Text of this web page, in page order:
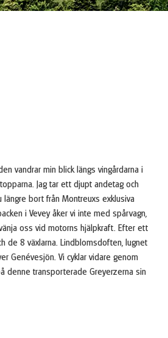
vandrar min blick längs vingårdarna i
Jag tar ett djupt andetag och
längre bort från Montreuxs exklusiva
i Vevey åker vi inte med spårvagn,
oss vid motorns hjälpkraft. Efter ett
de 8 växlarna. Lindblomsdoften, lugnet
Genévesjön. Vi cyklar vidare genom
denne transporterade Greyerzerna sin